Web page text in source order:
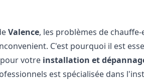
Valence, les problèmes de
C'est pourquoi il est
votre installation et
est spécialisée dans